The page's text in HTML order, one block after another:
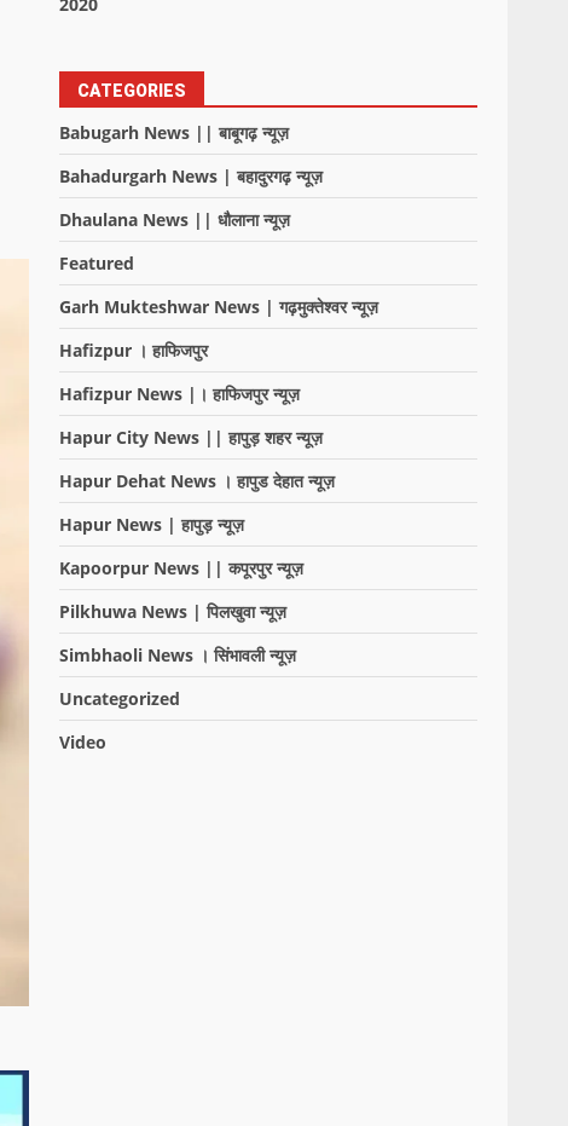
CATEGORIES
Babugarh News || बाबूगढ़ न्यूज़
Bahadurgarh News | बहादुरगढ़ न्यूज़
Dhaulana News || धौलाना न्यूज़
Featured
Garh Mukteshwar News | गढ़मुक्तेश्वर न्यूज़
Hafizpur । हाफिजपुर
Hafizpur News |। हाफिजपुर न्यूज़
Hapur City News || हापुड़ शहर न्यूज़
Hapur Dehat News । हापुड देहात न्यूज़
Hapur News | हापुड़ न्यूज़
Kapoorpur News || कपूरपुर न्यूज़
Pilkhuwa News | पिलखुवा न्यूज़
Simbhaoli News । सिंभावली न्यूज़
Uncategorized
Video